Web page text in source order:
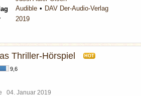
Audible
DAV Der-Audio-Verlag
2019
Thriller-Hörspiel HOT
9,6
04. Januar 2019